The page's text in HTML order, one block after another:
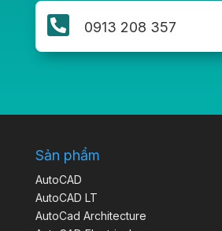
 0913 208 357
Sản phẩm
AutoCAD
AutoCAD LT
AutoCad Architecture